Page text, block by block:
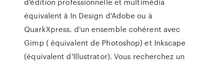
équivalent à In Design d'Adobe ou à
QuarkXpress. d'un ensemble cohérent avec
Gimp ( équivalent de Photoshop) et Inkscape
(équivalent d'Illustrator). Vous recherchez un